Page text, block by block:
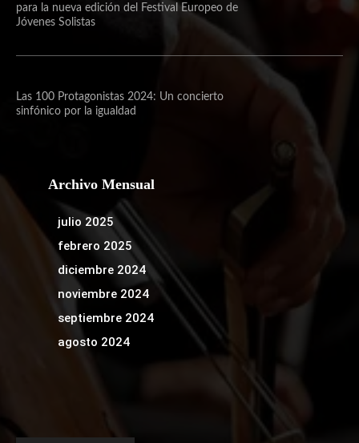
para la nueva edición del Festival Europeo de
Jóvenes Solistas
Las 100 Protagonistas 2024: Un concierto
sinfónico por la igualdad
Archivo Mensual
julio 2025
febrero 2025
diciembre 2024
noviembre 2024
septiembre 2024
agosto 2024